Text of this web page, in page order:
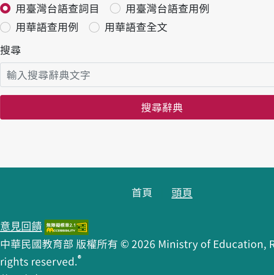
用臺灣台語查詞目
用臺灣台語查用例
用華語查用例
用華語查全文
搜尋
搜尋辭典
首頁 頭頁
意見回饋
中華民國教育部 版權所有 © 2026 Ministry of Education,
rights reserved.®